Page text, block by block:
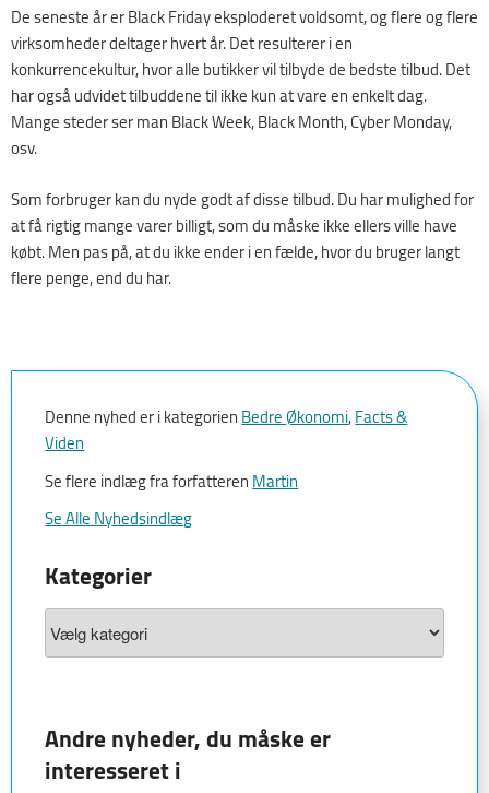
De seneste år er Black Friday eksploderet voldsomt, og flere og flere
virksomheder deltager hvert år. Det resulterer i en
konkurrencekultur, hvor alle butikker vil tilbyde de bedste tilbud. Det
har også udvidet tilbuddene til ikke kun at vare en enkelt dag.
Mange steder ser man Black Week, Black Month, Cyber Monday,
osv.
Som forbruger kan du nyde godt af disse tilbud. Du har mulighed for
at få rigtig mange varer billigt, som du måske ikke ellers ville have
købt. Men pas på, at du ikke ender i en fælde, hvor du bruger langt
flere penge, end du har.
Denne nyhed er i kategorienBedre Økonomi,Facts &
Viden
Se flere indlæg fra forfatterenMartin
Se Alle Nyhedsindlæg
Kategorier
Kategorier
Andre nyheder, du måske er
interesseret i